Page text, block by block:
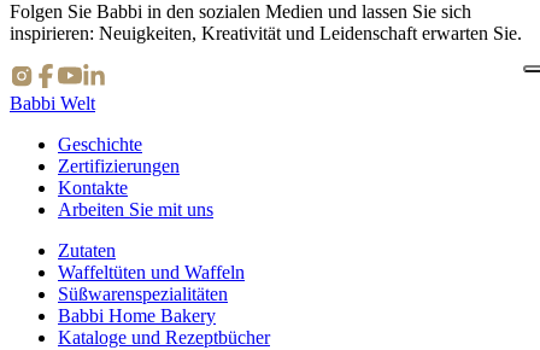
Folgen Sie Babbi in den sozialen Medien und lassen Sie sich
inspirieren: Neuigkeiten, Kreativität und Leidenschaft erwarten Sie.
Babbi Welt
Geschichte
Zertifizierungen
Kontakte
Arbeiten Sie mit uns
Zutaten
Waffeltüten und Waffeln
Süßwarenspezialitäten
Babbi Home Bakery
Kataloge und Rezeptbücher